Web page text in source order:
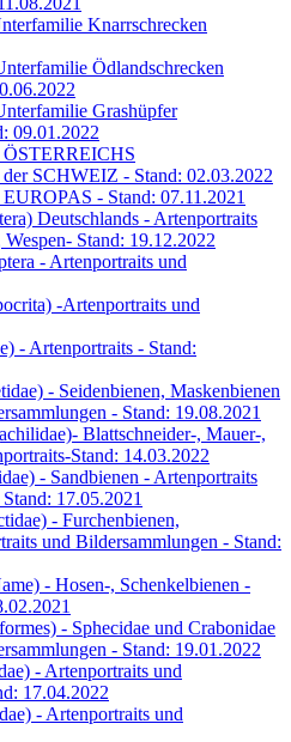
Knarrschrecken
Ödlandschrecken
Grashüpfer
09.01.2022
SCHWEIZ - Stand: 02.03.2022
- Stand: 07.11.2021
Deutschlands - Artenportraits
Stand: 19.12.2022
- Artenportraits und
-Artenportraits und
- Artenportraits - Stand:
- Seidenbienen, Maskenbienen
- Stand: 19.08.2021
Blattschneider-, Mauer-,
Stand: 14.03.2022
- Sandbienen - Artenportraits
17.05.2021
- Furchenbienen,
und Bildersammlungen - Stand:
- Hosen-, Schenkelbienen -
- Sphecidae und Crabonidae
- Stand: 19.01.2022
- Artenportraits und
17.04.2022
- Artenportraits und